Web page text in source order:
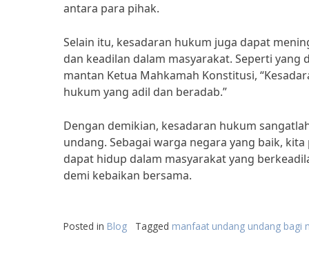
antara para pihak.
Selain itu, kesadaran hukum juga dapat
dan keadilan dalam masyarakat. Seperti
mantan Ketua Mahkamah Konstitusi,
hukum yang adil dan beradab.”
Dengan demikian, kesadaran hukum
undang. Sebagai warga negara yang baik,
dapat hidup dalam masyarakat yang
demi kebaikan bersama.
Posted in Blog Tagged manfaat undang undang bagi